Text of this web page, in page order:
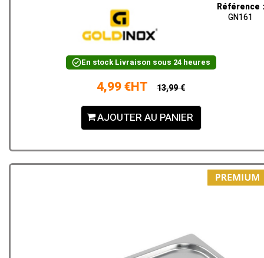
Référence :
GN161
En stockLivraison sous 24 heures
4,99 €HT 13,99 €
AJOUTER AU PANIER